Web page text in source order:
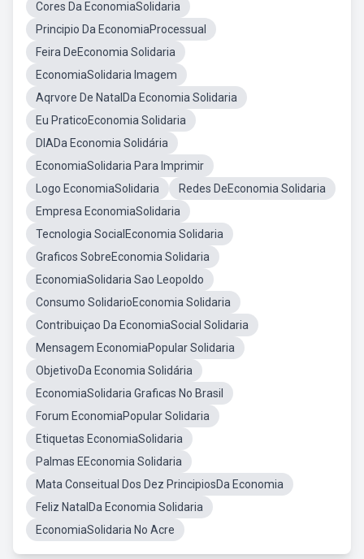
Cores Da EconomiaSolidaria
Principio Da EconomiaProcessual
Feira DeEconomia Solidaria
EconomiaSolidaria Imagem
Aqrvore De NatalDa Economia Solidaria
Eu PraticoEconomia Solidaria
DIADa Economia Solidária
EconomiaSolidaria Para Imprimir
Logo EconomiaSolidaria
Redes DeEconomia Solidaria
Empresa EconomiaSolidaria
Tecnologia SocialEconomia Solidaria
Graficos SobreEconomia Solidaria
EconomiaSolidaria Sao Leopoldo
Consumo SolidarioEconomia Solidaria
Contribuiçao Da EconomiaSocial Solidaria
Mensagem EconomiaPopular Solidaria
ObjetivoDa Economia Solidária
EconomiaSolidaria Graficas No Brasil
Forum EconomiaPopular Solidaria
Etiquetas EconomiaSolidaria
Palmas EEconomia Solidaria
Mata Conseitual Dos Dez PrincipiosDa Economia
Feliz NatalDa Economia Solidaria
EconomiaSolidaria No Acre